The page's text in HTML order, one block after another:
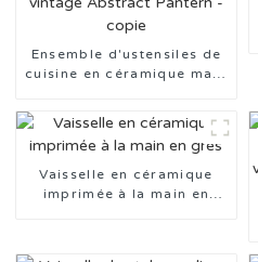
Ensemble d'ustensiles de
cuisine en céramique mate
Vaisselle en céramique
imprimée à la main en